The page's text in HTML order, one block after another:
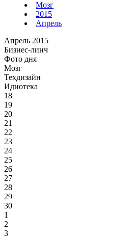
Мозг
2015
Апрель
Апрель 2015
Бизнес-линч
Фото дня
Мозг
Техдизайн
Идиотека
18
19
20
21
22
23
24
25
26
27
28
29
30
1
2
3